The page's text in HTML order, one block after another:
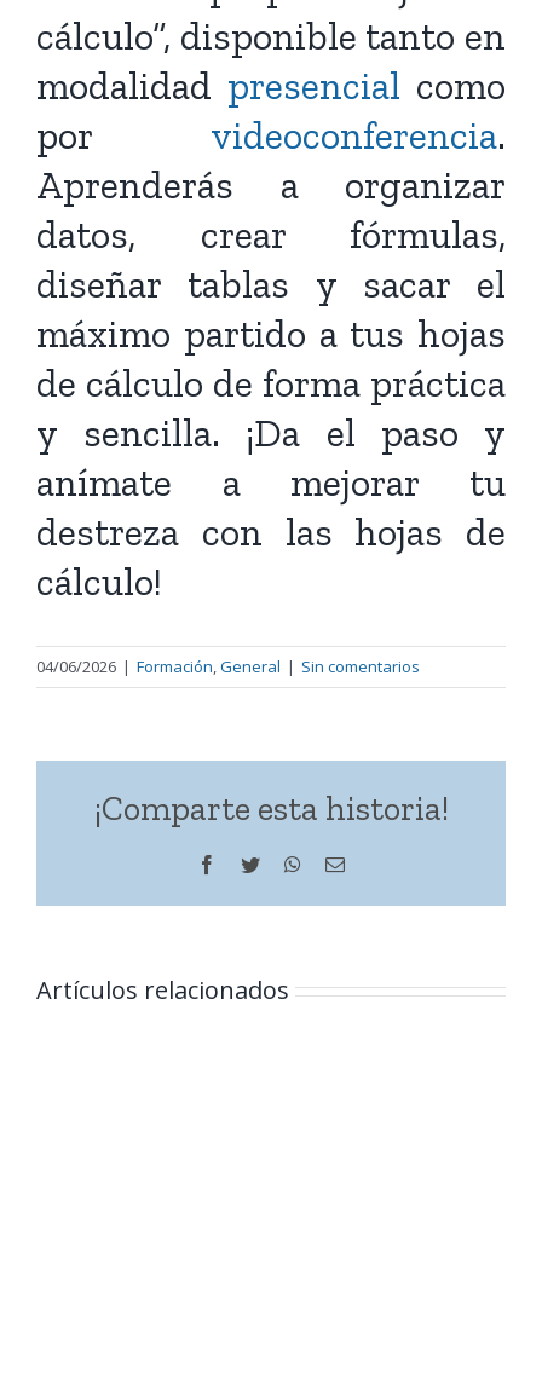
cálculo”, disponible tanto en
modalidad presencial como
por videoconferencia.
Aprenderás a organizar
datos, crear fórmulas,
diseñar tablas y sacar el
máximo partido a tus hojas
de cálculo de forma práctica
y sencilla. ¡Da el paso y
anímate a mejorar tu
destreza con las hojas de
cálculo!
04/06/2026 | Formación General | Sin comentarios
¡Comparte esta historia!
Facebook
Twitter WhatsApp
Correo
Artículos relacionados